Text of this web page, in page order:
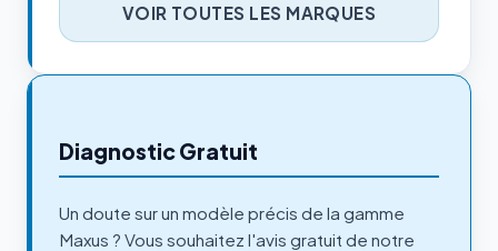
VOIR TOUTES LES MARQUES
Diagnostic Gratuit
Un doute sur un modèle précis de la gamme
Maxus ? Vous souhaitez l'avis gratuit de notre